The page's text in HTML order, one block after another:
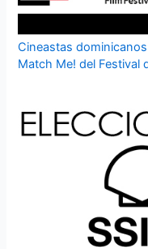
Cineastas
Match Me! del Festival